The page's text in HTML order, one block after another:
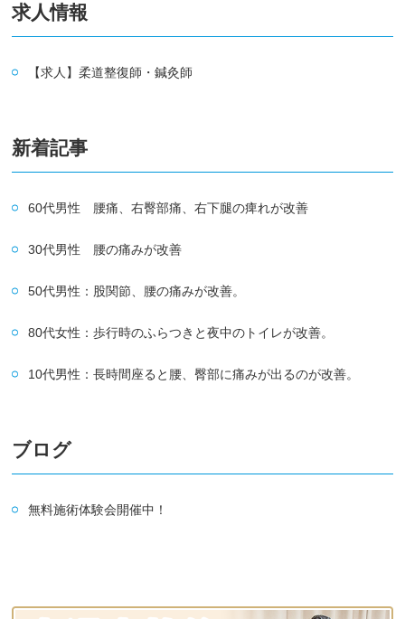
求人情報
【求人】柔道整復師・鍼灸師
新着記事
60代男性 腰痛、右臀部痛、右下腿の痺れが改善
30代男性 腰の痛みが改善
50代男性：股関節、腰の痛みが改善。
80代女性：歩行時のふらつきと夜中のトイレが改善。
10代男性：長時間座ると腰、臀部に痛みが出るのが改善。
ブログ
無料施術体験会開催中！